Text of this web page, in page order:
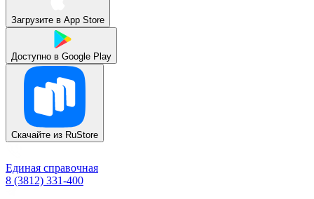
Загрузите в App Store
Доступно в Google Play
Скачайте из RuStore
Единая справочная
8 (3812) 331-400